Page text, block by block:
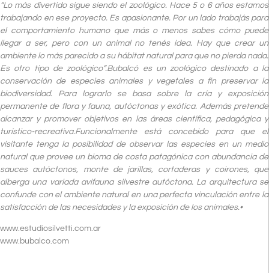
“Lo más divertido sigue siendo el zoológico. Hace 5 o 6 años estamos
trabajando en ese proyecto. Es apasionante. Por un lado trabajás para
el comportamiento humano que más o menos sabes cómo puede
llegar a ser, pero con un animal no tenés idea. Hay que crear un
ambiente lo más parecido a su hábitat natural para que no pierda nada.
Es otro tipo de zoológico”.Bubalcó es un zoológico destinado a la
conservación de especies animales y vegetales a fin preservar la
biodiversidad. Para lograrlo se basa sobre la cría y exposición
permanente de flora y fauna, autóctonas y exótica. Además pretende
alcanzar y promover objetivos en las áreas científica, pedagógica y
turístico-recreativa.Funcionalmente está concebido para que el
visitante tenga la posibilidad de observar las especies en un medio
natural que provee un bioma de costa patagónica con abundancia de
sauces autóctonos, monte de jarillas, cortaderas y coirones, que
alberga una variada avifauna silvestre autóctona. La arquitectura se
confunde con el ambiente natural en una perfecta vinculación entre la
satisfacción de las necesidades y la exposición de los animales.•
www.estudiosilvetti.com.ar
www.bubalco.com